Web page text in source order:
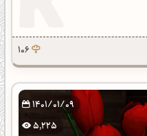
106
1401/01/09
5,225